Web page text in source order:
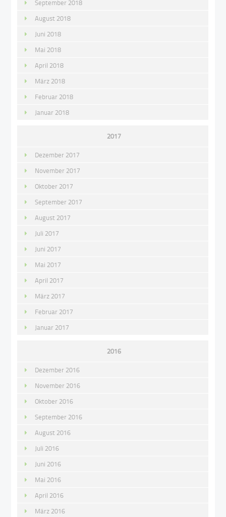
September 2018
August 2018
Juni 2018
Mai 2018
April 2018
März 2018
Februar 2018
Januar 2018
2017
Dezember 2017
November 2017
Oktober 2017
September 2017
August 2017
Juli 2017
Juni 2017
Mai 2017
April 2017
März 2017
Februar 2017
Januar 2017
2016
Dezember 2016
November 2016
Oktober 2016
September 2016
August 2016
Juli 2016
Juni 2016
Mai 2016
April 2016
März 2016